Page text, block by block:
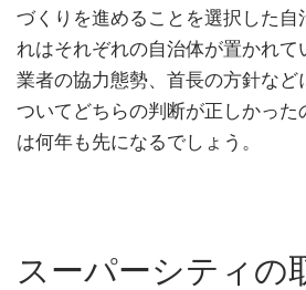
づくりを進めることを選択した自
れはそれぞれの自治体が置かれて
業者の協力態勢、首長の方針など
ついてどちらの判断が正しかった
は何年も先になるでしょう。
スーパーシティの